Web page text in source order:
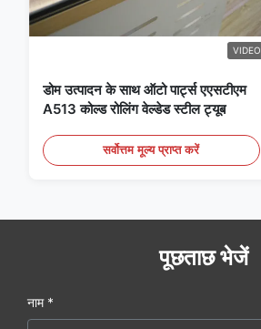
VIDEO
डोम उत्पादन के साथ ऑटो पार्ट्स एएसटीएम
A513 कोल्ड रोलिंग वेल्डेड स्टील ट्यूब
सर्वोत्तम मूल्य प्राप्त करें
पूछताछ भेजें
नाम *